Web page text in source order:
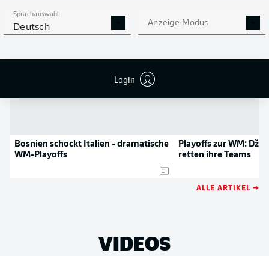
Sprachauswahl
Deutsch Anzeige Modus
Login
NEWS
Bosnien schockt Italien - dramatische
WM-Playoffs
Playoffs zur WM:
retten ihre Teams
ALLE ARTIKEL →
VIDEOS